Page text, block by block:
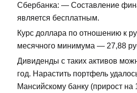
Сбербанка: — Составление
является бесплатным.
Курс доллара по отношению к
месячного минимума — 27,88
Дивиденды с таких активов
год. Нарастить портфель
Мансийскому банку (прирост на